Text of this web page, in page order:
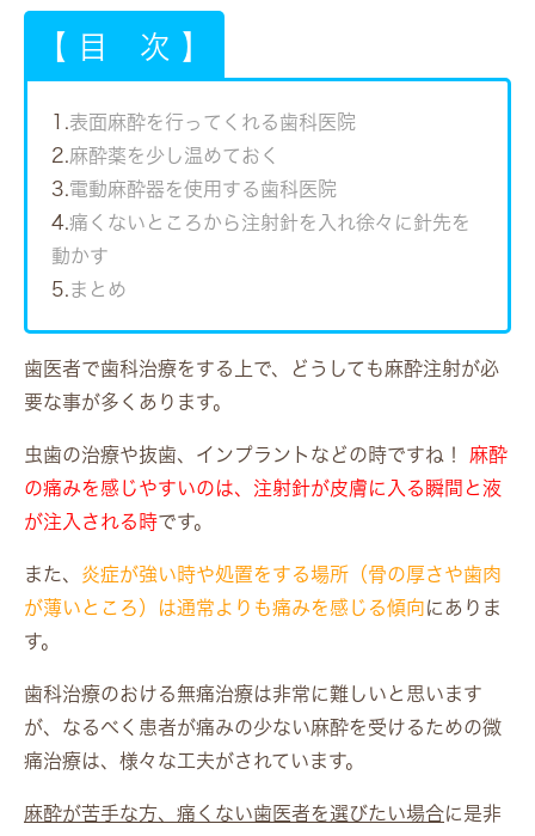
【 目 次 】
1. 表面麻酔を行ってくれる歯科医院
2. 麻酔薬を少し温めておく
3. 電動麻酔器を使用する歯科医院
4. 痛くないところから注射針を入れ徐々に針先を
動かす
5. まとめ
歯医者で歯科治療をする上で、どうしても麻酔注射が必
要な事が多くあります。
虫歯の治療や抜歯、インプラントなどの時ですね！ 麻酔
の痛みを感じやすいのは、注射針が皮膚に入る瞬間と液
が注入される時です。
また、 炎症が強い時や処置をする場所（骨の厚さや歯肉
が薄いところ）は通常よりも痛みを感じる傾向にありま
す。
歯科治療のおける無痛治療は非常に難しいと思います
が、なるべく患者が痛みの少ない麻酔を受けるための微
痛治療は、様々な工夫がされています。
麻酔が苦手な方、痛くない歯医者を選びたい場合に是非